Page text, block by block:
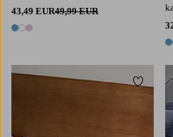
43,49 EUR49,99 EUR
3 värejä
Lisää